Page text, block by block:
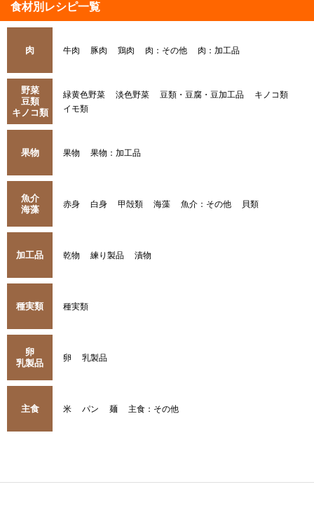
食材別レシピ一覧
肉 牛肉 豚肉 鶏肉 肉：その他 肉：加工品
野菜
豆類
キノコ類
緑黄色野菜 淡色野菜 豆類・豆腐・豆加工品
キノコ類
イモ類
果物 果物 果物：加工品
魚介
海藻
赤身 白身 甲殻類 海藻 魚介：その他 貝類
加工品 乾物 練り製品 漬物
種実類 種実類
卵
乳製品
卵 乳製品
主食 米 パン 麺 主食：その他